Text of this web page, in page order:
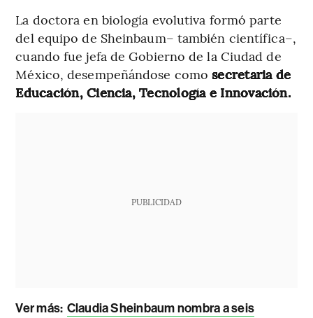
La doctora en biología evolutiva formó parte
del equipo de Sheinbaum– también científica–,
cuando fue jefa de Gobierno de la Ciudad de
México, desempeñándose comosecretaria de
Educación, Ciencia, Tecnología e Innovación.
PUBLICIDAD
Ver más: Claudia Sheinbaum nombra a seis